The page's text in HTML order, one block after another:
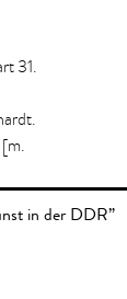
31.
in der DDR”